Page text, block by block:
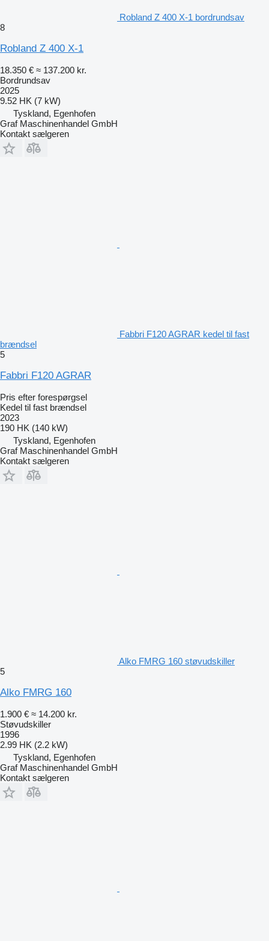
Robland Z 400 X-1 bordrundsav
8
Robland Z 400 X-1
18.350 € ≈ 137.200 kr.
Bordrundsav
2025
9.52 HK (7 kW)
Tyskland, Egenhofen
Graf Maschinenhandel GmbH
Kontakt sælgeren
Fabbri F120 AGRAR kedel til fast
brændsel
5
Fabbri F120 AGRAR
Pris efter forespørgsel
Kedel til fast brændsel
2023
190 HK (140 kW)
Tyskland, Egenhofen
Graf Maschinenhandel GmbH
Kontakt sælgeren
Alko FMRG 160 støvudskiller
5
Alko FMRG 160
1.900 € ≈ 14.200 kr.
Støvudskiller
1996
2.99 HK (2.2 kW)
Tyskland, Egenhofen
Graf Maschinenhandel GmbH
Kontakt sælgeren